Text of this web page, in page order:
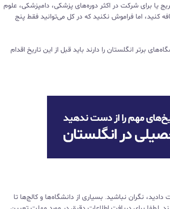
یا برای شرکت در اکثر دوره‌های پزشکی، دامپزشکی، علوم
کنید، اما فراموش نکنید که در کل می‌توانید فقط پنج
برتر انگلستان را دارند باید قبل از این تاریخ اقدام
نیز از دست دادید، نگران نباشید. بسیاری از دانشگاه‌ها و کالج‌ها تا